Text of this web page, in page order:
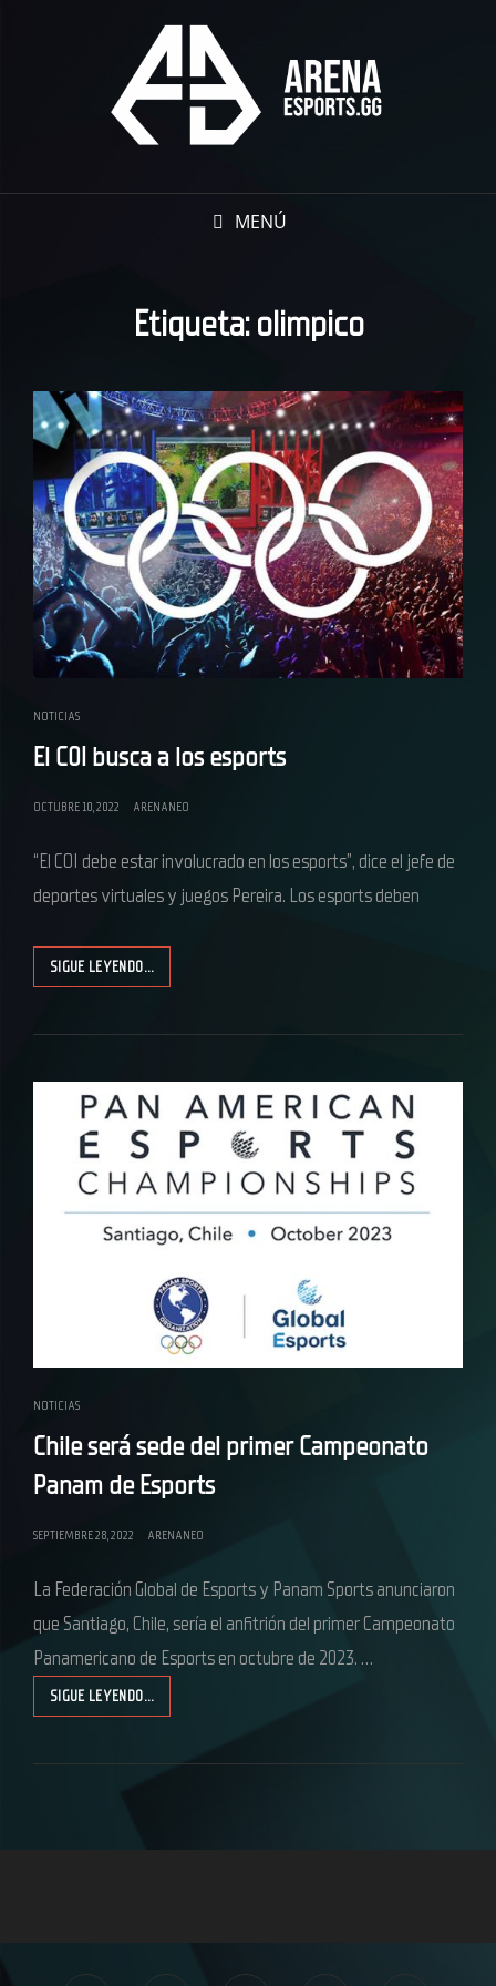
MENÚ
Etiqueta:olimpico
NOTICIAS
El COI busca a los esports
OCTUBRE 10, 2022 ARENANEO
“El COI debe estar involucrado en los esports”, dice el jefe de
deportes virtuales y juegos Pereira. Los esports deben
SIGUE LEYENDO…
NOTICIAS
Chile será sede del primer Campeonato
Panam de Esports
SEPTIEMBRE 28, 2022 ARENANEO
La Federación Global de Esports y Panam Sports anunciaron
que Santiago, Chile, sería el anfitrión del primer Campeonato
Panamericano de Esports en octubre de 2023. …
SIGUE LEYENDO…